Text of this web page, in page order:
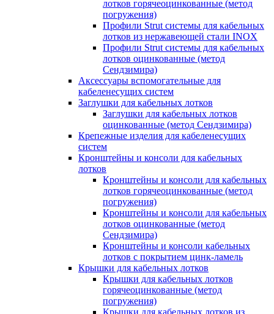
лотков горячеоцинкованные (метод
погружения)
Профили Strut системы для кабельных
лотков из нержавеющей стали INOX
Профили Strut системы для кабельных
лотков оцинкованные (метод
Сендзимира)
Аксессуары вспомогательные для
кабеленесущих систем
Заглушки для кабельных лотков
Заглушки для кабельных лотков
оцинкованные (метод Сендзимира)
Крепежные изделия для кабеленесущих
систем
Кронштейны и консоли для кабельных
лотков
Кронштейны и консоли для кабельных
лотков горячеоцинкованные (метод
погружения)
Кронштейны и консоли для кабельных
лотков оцинкованные (метод
Сендзимира)
Кронштейны и консоли кабельных
лотков с покрытием цинк-ламель
Крышки для кабельных лотков
Крышки для кабельных лотков
горячеоцинкованные (метод
погружения)
Крышки для кабельных лотков из